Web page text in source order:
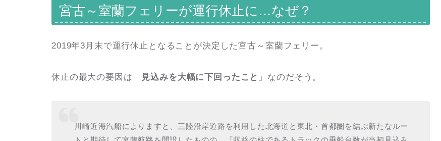
宮古～室蘭フェリーが運行休止に…なぜ？
2019年3月末で運行休止となることが決定した宮古～室蘭フェリー。
休止の最大の要因は「 見込みを大幅に下回ったこと 」なのだそう。
川崎近海汽船によりますと、三陸沿岸道路を利用した北海道と東北・首都圏を結ぶ新たなルー